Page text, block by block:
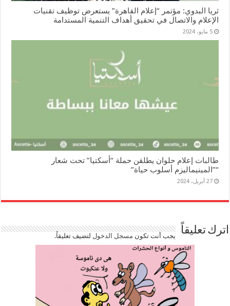
ثريا البدوي: مؤتمر “إعلام القاهرة” يستعرض توظيف تقنيات
الإعلام والاتصال في تحقيق أهداف التنمية المستدامة
5 مايو، 2024
طالبات إعلام حلوان يطلقن حملة “أسكتيا” تحت شعار
“”المينيماليزم أسلوب حياة”
27 أبريل، 2024
اترك تعليقاً يجب أنت تكون مسجل الدخوللتضيف تعليقاً.